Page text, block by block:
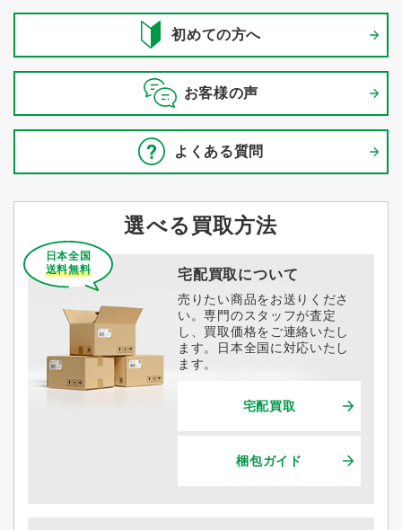
初めての方へ
お客様の声
よくある質問
選べる買取方法
宅配買取について
日本全国
送料無料
売りたい商品をお送りくださ
い。専門のスタッフが査定
し、買取価格をご連絡いたし
ます。日本全国に対応いたし
ます。
宅配買取
梱包ガイド